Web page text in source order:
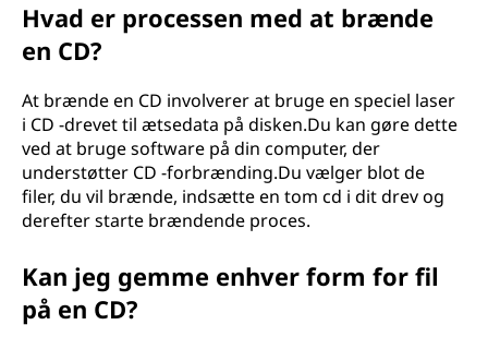
Hvad er processen med at brænde
en CD?
At brænde en CD involverer at bruge en speciel laser
i CD -drevet til ætsedata på disken.Du kan gøre dette
ved at bruge software på din computer, der
understøtter CD -forbrænding.Du vælger blot de
filer, du vil brænde, indsætte en tom cd i dit drev og
derefter starte brændende proces.
Kan jeg gemme enhver form for fil
på en CD?